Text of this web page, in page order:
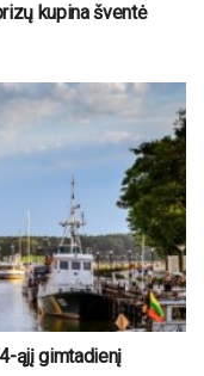
kupina šventė
ąjį gimtadienį